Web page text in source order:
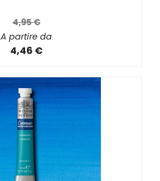
4,95 €
A partire da
4,46 €